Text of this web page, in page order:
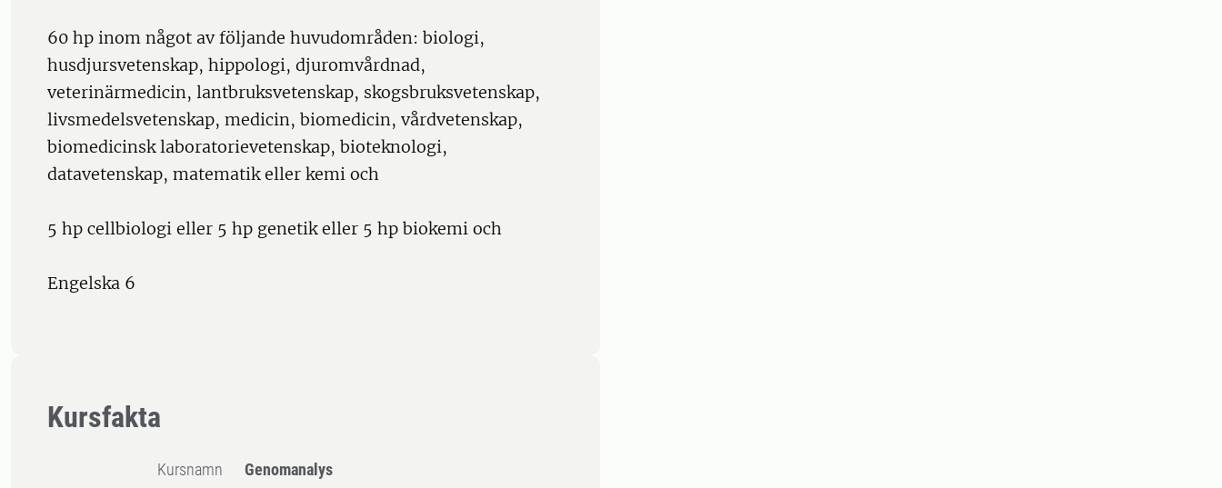
60 hp inom något av följande huvudområden: biologi,
husdjursvetenskap, hippologi, djuromvårdnad,
veterinärmedicin, lantbruksvetenskap, skogsbruksvetenskap,
livsmedelsvetenskap, medicin, biomedicin, vårdvetenskap,
biomedicinsk laboratorievetenskap, bioteknologi,
datavetenskap, matematik eller kemi och
5 hp cellbiologi eller 5 hp genetik eller 5 hp biokemi och
Engelska 6
Kursfakta
Kursnamn Genomanalys